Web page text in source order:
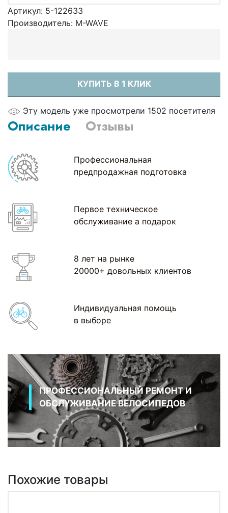
Артикул: 5-122633
Производитель: M-WAVE
КУПИТЬ В 1 КЛИК
Эту модель уже просмотрели 1502 посетителя
Описание Отзывы
Профессиональная
предпродажная подготовка
Первое техническое
обслуживание а подарок
8 лет на рынке
20000+ довольных клиентов
Индивидуальная помощь
в выборе
ПРОФЕССИОНАЛЬНЫЙ РЕМОНТ И
ОБСЛУЖИВАНИЕ ВЕЛОСИПЕДОВ
Похожие товары